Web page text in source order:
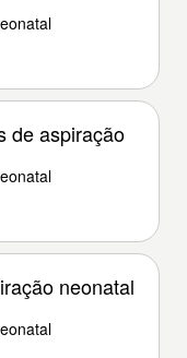
de aspiração
neonatal